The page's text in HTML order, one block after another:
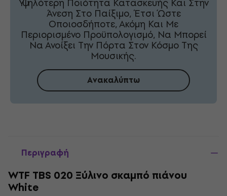
Άνεση Στο Παίξιμο, Έτσι Ώστε
Οποιοσδήποτε, Ακόμη Και Με
Περιορισμένο Προϋπολογισμό, Να Μπορεί
Να Ανοίξει Την Πόρτα Στον Κόσμο Της
Μουσικής.
Ανακαλύπτω
Περιγραφή
WTF TBS 020 Ξύλινο σκαμπό πιάνου
White